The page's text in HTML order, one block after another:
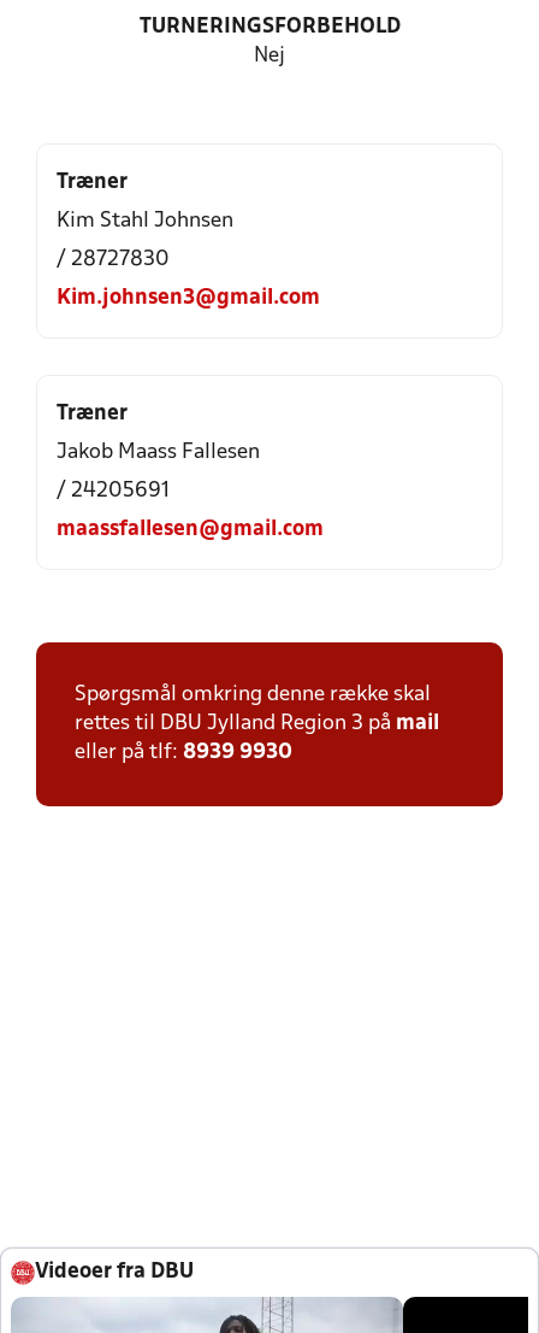
TURNERINGSFORBEHOLD
Nej
Træner
Kim Stahl Johnsen
/ 28727830
Kim.johnsen3@gmail.com
Træner
Jakob Maass Fallesen
/ 24205691
maassfallesen@gmail.com
Spørgsmål omkring denne række skal
rettes til DBU Jylland Region 3 på mail
eller på tlf: 8939 9930
Videoer fra DBU